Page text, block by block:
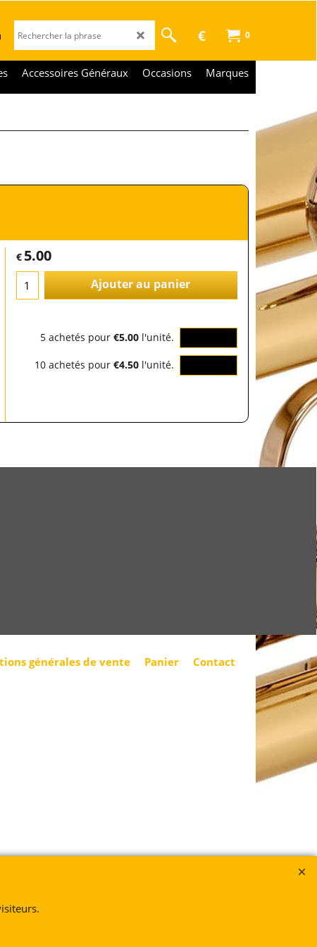
0
€
Accessoires Généraux Occasions Marques
€ 5.00
Ajouter au panier
5 achetés pour €5.00l'unité.
10 achetés pour €4.50l'unité.
générales de vente Panier Contact